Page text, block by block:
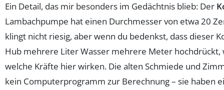
Ein Detail, das mir besonders im Gedächtnis blieb: Der
Lambachpumpe hat einen Durchmesser von etwa 20
klingt nicht riesig, aber wenn du bedenkst, dass dieser
Hub mehrere Liter Wasser mehrere Meter hochdrückt,
welche Kräfte hier wirken. Die alten Schmiede und
kein Computerprogramm zur Berechnung – sie haben